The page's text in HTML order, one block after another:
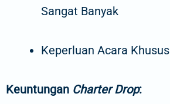
Sangat Banyak
Keperluan Acara Khusus
Keuntungan Charter Drop: